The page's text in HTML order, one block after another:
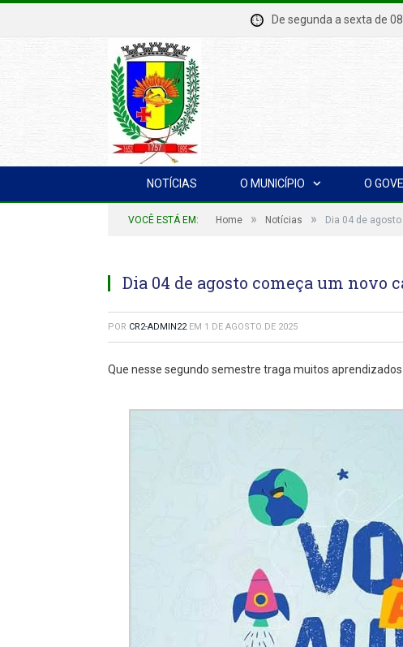
De segunda a sexta de
NOTÍCIAS O MUNICÍPIO O
VOCÊ ESTÁ EM: Home » Notícias » Dia 04 de
Dia 04 de agosto começa um novo
POR CR2-ADMIN22 EM 1 DE AGOSTO DE 2025
Que nesse segundo semestre traga muitos